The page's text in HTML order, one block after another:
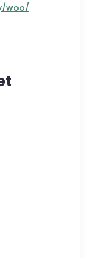
woo/